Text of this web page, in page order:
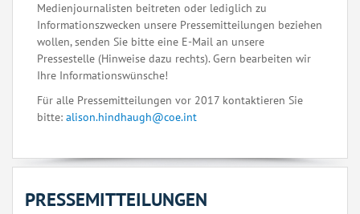
Medienjournalisten beitreten oder lediglich zu
Informationszwecken unsere Pressemitteilungen beziehen
wollen, senden Sie bitte eine E-Mail an unsere
Pressestelle (Hinweise dazu rechts). Gern bearbeiten wir
Ihre Informationswünsche!
Für alle Pressemitteilungen vor 2017 kontaktieren Sie
bitte: alison.hindhaugh@coe.int
PRESSEMITTEILUNGEN